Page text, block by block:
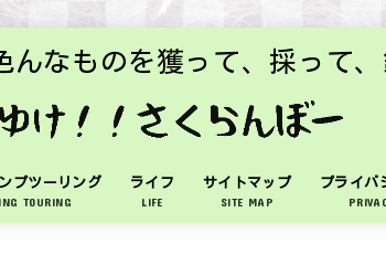
んなものを獲って、採って
プツーリング
TOURING
ライフ
LIFE
サイトマップ
SITE MAP
プライバ